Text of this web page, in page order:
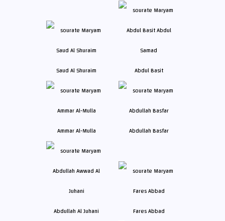
Saud Al Shuraim Abdul Basit
Ammar Al-Mulla Abdullah Basfar
Abdullah Al Juhani Fares Abbad